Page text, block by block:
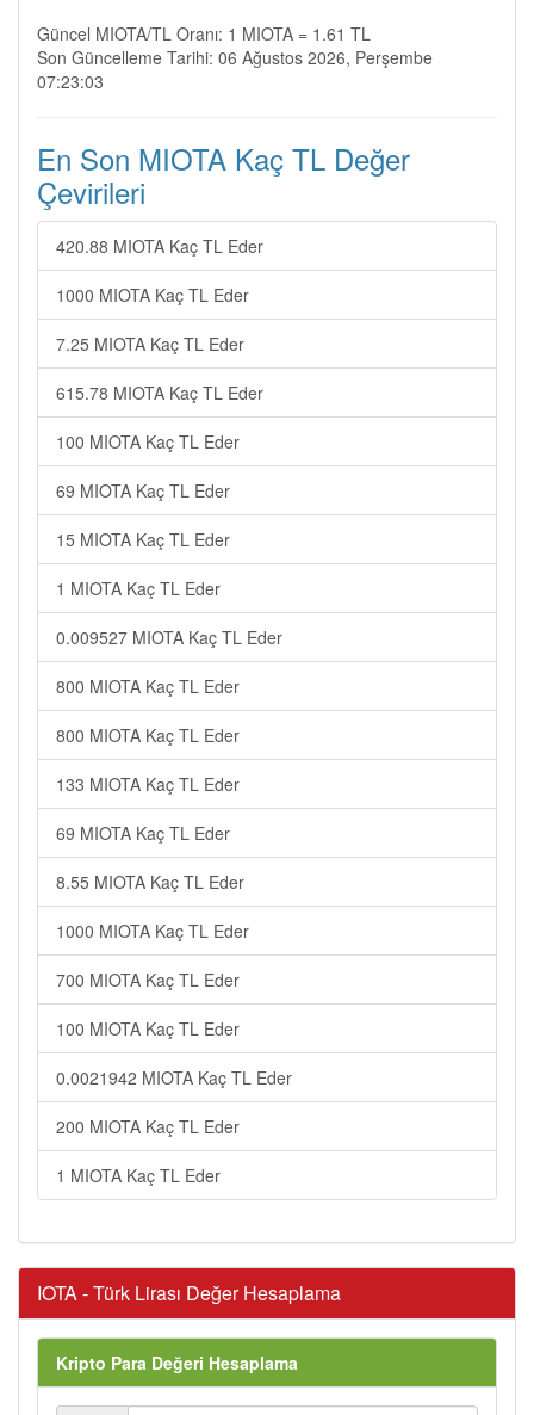
Güncel MIOTA/TL Oranı: 1 MIOTA = 1.61 TL
Son Güncelleme Tarihi: 06 Ağustos 2026, Perşembe
07:23:03
En Son MIOTA Kaç TL Değer
Çevirileri
420.88 MIOTA Kaç TL Eder
1000 MIOTA Kaç TL Eder
7.25 MIOTA Kaç TL Eder
615.78 MIOTA Kaç TL Eder
100 MIOTA Kaç TL Eder
69 MIOTA Kaç TL Eder
15 MIOTA Kaç TL Eder
1 MIOTA Kaç TL Eder
0.009527 MIOTA Kaç TL Eder
800 MIOTA Kaç TL Eder
800 MIOTA Kaç TL Eder
133 MIOTA Kaç TL Eder
69 MIOTA Kaç TL Eder
8.55 MIOTA Kaç TL Eder
1000 MIOTA Kaç TL Eder
700 MIOTA Kaç TL Eder
100 MIOTA Kaç TL Eder
0.0021942 MIOTA Kaç TL Eder
200 MIOTA Kaç TL Eder
1 MIOTA Kaç TL Eder
IOTA - Türk Lirası Değer Hesaplama
Kripto Para Değeri Hesaplama